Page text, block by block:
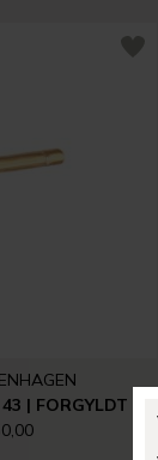
| FORGYLDT